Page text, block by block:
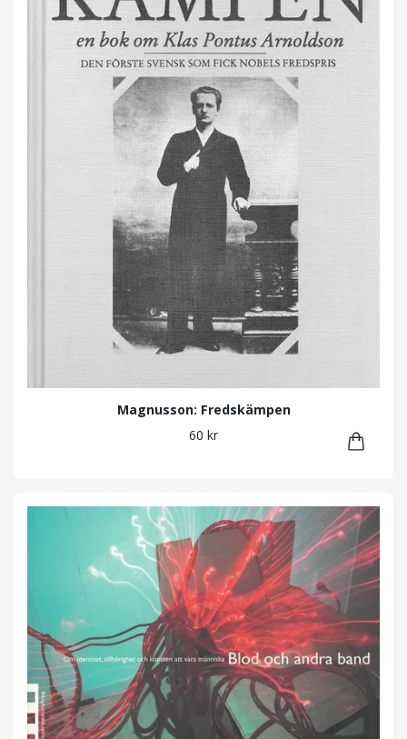
Magnusson: Fredskämpen
60 kr